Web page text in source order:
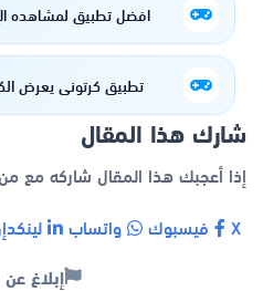
افضل تطبيق لمشاهده
تطبيق كرتوني يعرض
شارك هذا المقال
إذا أعجبك هذا المقال شاركه مع
فيسبوك واتساب
إبلاغ